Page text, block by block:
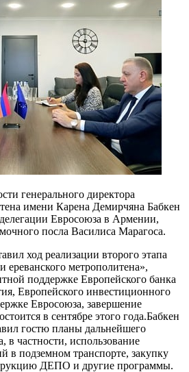
генерального директора
имени Карена Демирчяна Бабкен
Евросоюза в Армении,
посла Василиса Марагоса.
ход реализации второго этапа
ереванского метрополитена»,
поддержке Европейского банка
Европейского инвестиционного
Евросоюза, завершение
в сентябре этого года.Бабкен
гостю планы дальнейшего
в частности, использование
в подземном транспорте, закупку
ДЕПО и другие программы.